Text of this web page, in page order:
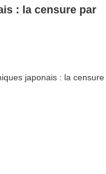
: la censure par